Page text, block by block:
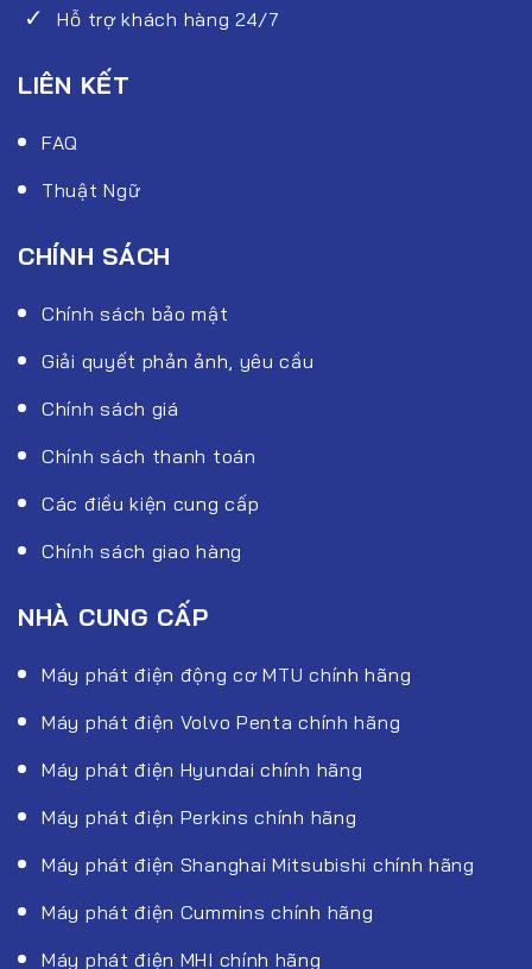
Hỗ trợ khách hàng 24/7
LIÊN KẾT
FAQ
Thuật Ngữ
CHÍNH SÁCH
Chính sách bảo mật
Giải quyết phản ảnh, yêu cầu
Chính sách giá
Chính sách thanh toán
Các điều kiện cung cấp
Chính sách giao hàng
NHÀ CUNG CẤP
Máy phát điện động cơ MTU chính hãng
Máy phát điện Volvo Penta chính hãng
Máy phát điện Hyundai chính hãng
Máy phát điện Perkins chính hãng
Máy phát điện Shanghai Mitsubishi chính hãng
Máy phát điện Cummins chính hãng
Máy phát điện MHI chính hãng